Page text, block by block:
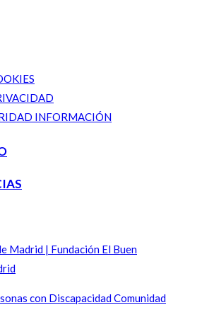
INFORMACIÓN